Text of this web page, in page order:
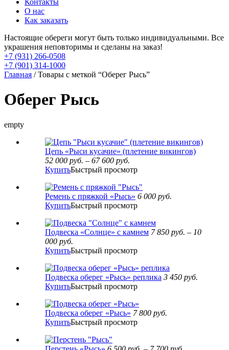
Контакты
О нас
Как заказать
Настоящие обереги могут быть только индивидуальными. Все
украшения неповторимы и сделаны на заказ!
+7 (931) 266-0508
+7 (901) 314-1000
Главная / Товары с меткой “Оберег Рысь”
Оберег Рысь
empty
Цепь «Рыси кусачие» (плетение викингов)
52 000 руб. – 67 600 руб.
КупитьБыстрый просмотр
Ремень с пряжкой «Рысь» 6 000 руб.
КупитьБыстрый просмотр
Подвеска «Солнце» с камнем 7 850 руб. – 10
000 руб.
КупитьБыстрый просмотр
Подвеска оберег «Рысь» реплика 3 450 руб.
КупитьБыстрый просмотр
Подвеска оберег «Рысь» 7 800 руб.
КупитьБыстрый просмотр